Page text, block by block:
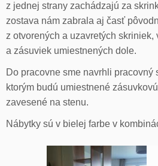
z jednej strany zachádzajú za
zostava nám zabrala aj časť
z otvorených a uzavretých
a zásuviek umiestnených dole.
Do pracovne sme navrhli pracovný
ktorým budú umiestnené
zavesené na stenu.
Nábytky sú v bielej farbe v